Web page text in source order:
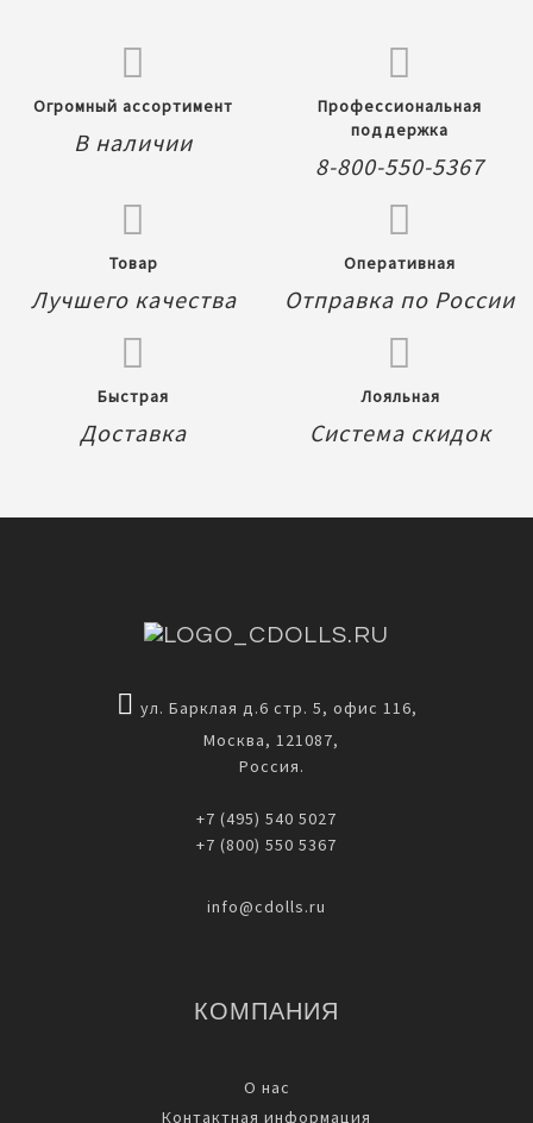
Огромный ассортимент
В наличии
Профессиональная
поддержка
8-800-550-5367
Товар
Лучшего качества
Оперативная
Отправка по России
Быстрая
Доставка
Лояльная
Система скидок
ул. Барклая д.6 стр. 5, офис 116,
Москва, 121087,
Россия.
+7 (495) 540 5027
+7 (800) 550 5367
info@cdolls.ru
КОМПАНИЯ
О нас
Контактная информация